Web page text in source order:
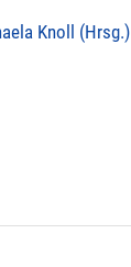
Knoll (Hrsg.)